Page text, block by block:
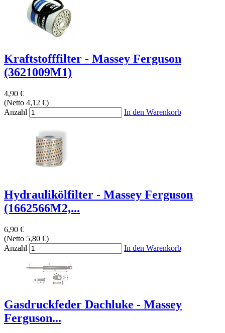
Kraftstofffilter - Massey Ferguson
(3621009M1)
4,90 €
(Netto 4,12 €)
Anzahl
In den Warenkorb
Hydraulikölfilter - Massey Ferguson
(1662566M2,...
6,90 €
(Netto 5,80 €)
Anzahl
In den Warenkorb
Gasdruckfeder Dachluke - Massey
Ferguson...